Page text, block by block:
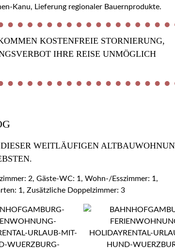
Kanu, Lieferung regionaler Bauernprodukte.
KOSTENFREIE STORNIERUNG,
IHRE REISE UNMÖGLICH
WEITLÄUFIGEN
2, Gäste-WC: 1, Wohn-/Esszimmer: 1,
1, Zusätzliche Doppelzimmer: 3